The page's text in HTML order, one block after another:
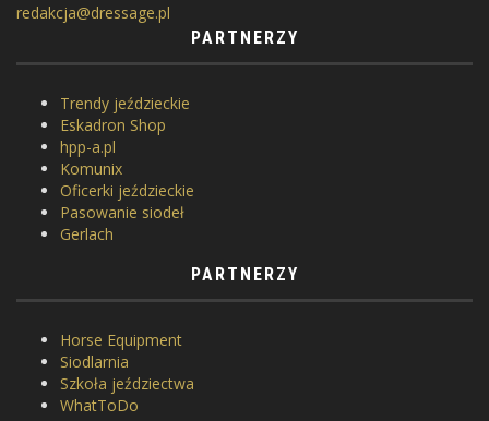
redakcja@dressage.pl
PARTNERZY
Trendy jeździeckie
Eskadron Shop
hpp-a.pl
Komunix
Oficerki jeździeckie
Pasowanie siodeł
Gerlach
PARTNERZY
Horse Equipment
Siodlarnia
Szkoła jeździectwa
WhatToDo